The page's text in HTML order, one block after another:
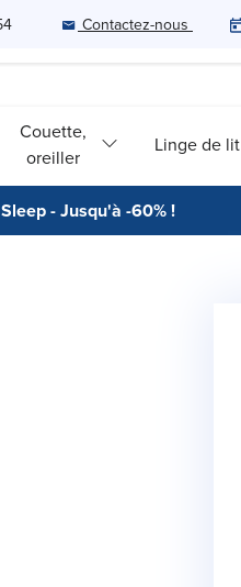
Contactez-nous
Couette,
oreiller
Linge de lit
- Jusqu'à -60% !